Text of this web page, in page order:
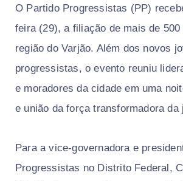
O Partido Progressistas (PP)
feira (29), a filiação de mais de 500
região do Varjão. Além dos novos
progressistas, o evento reuniu
e moradores da cidade em uma
e união da força transformadora da
Para a vice-governadora e
Progressistas no Distrito Federal,